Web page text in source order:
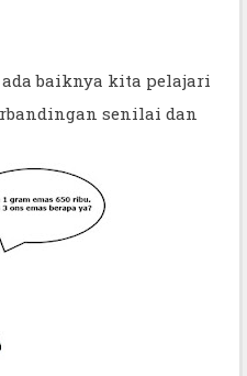
ada baiknya kita pelajari
senilai dan